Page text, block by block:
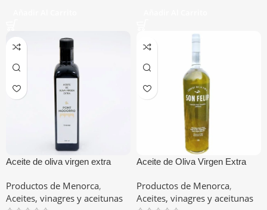
Aceite de oliva virgen extra
Productos de Menorca,
Aceites, vinagres y aceitunas
Aceite de Oliva Virgen Extra
Productos de Menorca,
Aceites, vinagres y aceitunas